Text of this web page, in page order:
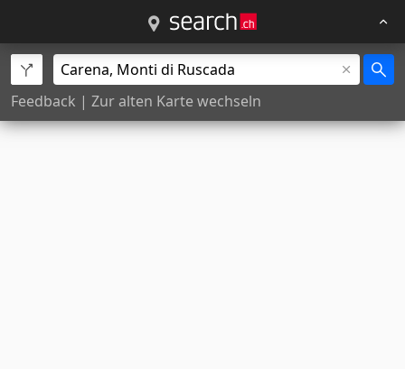
Feedback | Zur alten Karte wechseln